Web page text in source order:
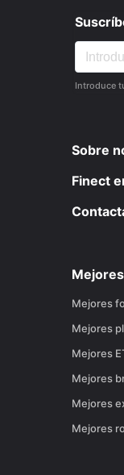
Introduce
Sobre
Finect
Mejores
Mejores
Mejores
Mejores
Mejores
Mejores